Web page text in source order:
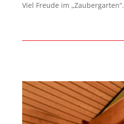
Viel Freude im „Zaubergarten“.